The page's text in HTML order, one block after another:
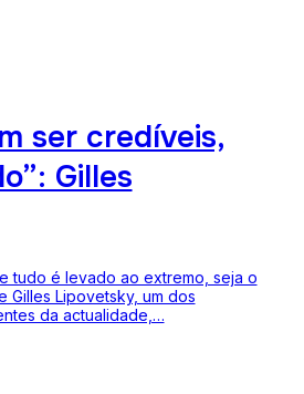
ser credíveis,
Gilles
tudo é levado ao extremo, seja o
Gilles Lipovetsky, um dos
da actualidade,…